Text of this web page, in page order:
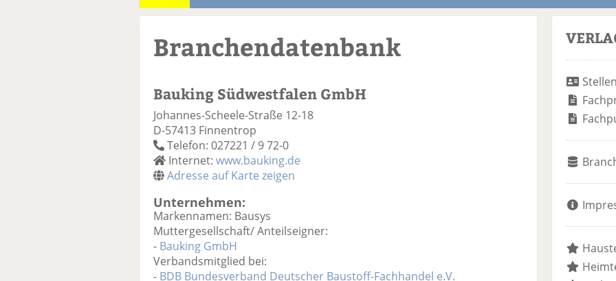
Branchendatenbank
Bauking Südwestfalen GmbH
Johannes-Scheele-Straße 12-18
D-57413 Finnentrop
Telefon: 027221 / 9 72-0
Internet: www.bauking.de
Adresse auf Karte zeigen
Unternehmen:
Markennamen: Bausys
Muttergesellschaft/ Anteilseigner:
- Bauking GmbH
Verbandsmitglied bei:
- BDB Bundesverband Deutscher Baustoff-Fachhandel e.V.